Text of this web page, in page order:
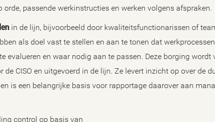
passende werkinstructies en werken volgens afspraken.
in de lijn, bijvoorbeeld door kwaliteitsfunctionarissen of
als doel vast te stellen en aan te tonen dat werkprocessen
evalueren en waar nodig aan te passen. Deze borging wordt
CISO en uitgevoerd in de lijn. Ze levert inzicht op over de
is een belangrijke basis voor rapportage daarover aan
control op basis van